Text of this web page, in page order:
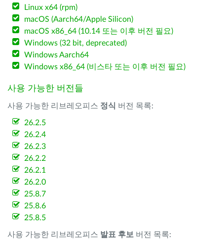
Linux x64 (rpm)
macOS (Aarch64/Apple Silicon)
macOS x86_64 (10.14 또는 이후 버전 필요)
Windows (32 bit, deprecated)
Windows Aarch64
Windows x86_64 (비스타 또는 이후 버전 필요)
사용 가능한 버전들
사용 가능한 리브레오피스 정식 버전 목록:
26.2.5
26.2.4
26.2.3
26.2.2
26.2.1
26.2.0
25.8.7
25.8.6
25.8.5
사용 가능한 리브레오피스 발표 후보 버전 목록: